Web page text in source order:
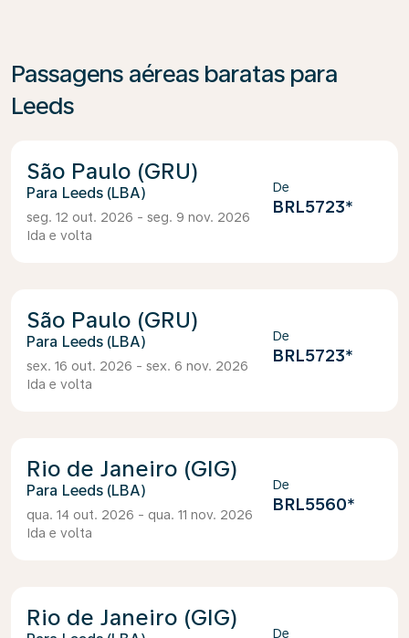
Passagens aéreas baratas para
Leeds
São Paulo (GRU)
Leeds (LBA)
seg. 12 out. 2026 - seg. 9 nov. 2026
Ida e volta
De
BRL5723*
São Paulo (GRU)
Leeds (LBA)
sex. 16 out. 2026 - sex. 6 nov. 2026
Ida e volta
De
BRL5723*
Rio de Janeiro (GIG)
Leeds (LBA)
qua. 14 out. 2026 - qua. 11 nov. 2026
Ida e volta
De
BRL5560*
Rio de Janeiro (GIG)
De